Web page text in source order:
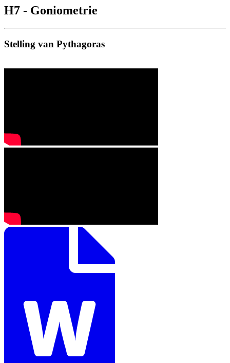
H7 - Goniometrie
Stelling van Pythagoras